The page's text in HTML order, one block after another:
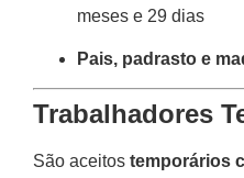
meses e 29 dias
Pais, padrasto e
Trabalhadores
São aceitos temporários